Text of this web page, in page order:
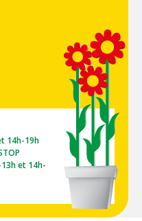
14h-19h
et 14h-